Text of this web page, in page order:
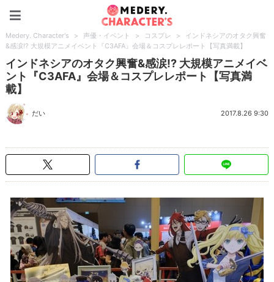
Medery. Character's > 声優・イベント > コスプレ >
インドネシアのオタク興奮
&感涙!? 大規模アニメイベント『C3AFA』会場＆コスプレレポート【写真満載】
インドネシアのオタク興奮&感涙!? 大規模アニメイベ
ント『C3AFA』会場＆コスプレレポート【写真満
載】
だい 2017.8.26 9:30